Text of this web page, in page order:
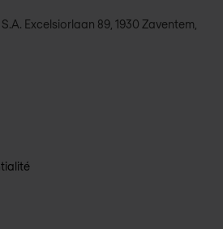
Excelsiorlaan 89, 1930 Zaventem,